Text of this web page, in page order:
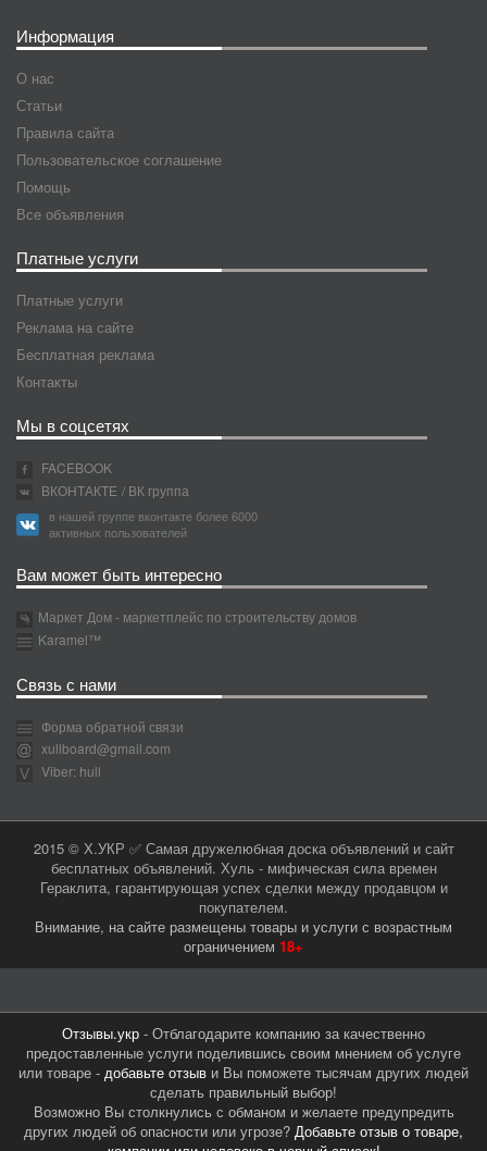
Информация
О нас
Статьи
Правила сайта
Пользовательское соглашение
Помощь
Все объявления
Платные услуги
Платные услуги
Реклама на сайте
Бесплатная реклама
Контакты
Мы в соцсетях
FACEBOOK
ВКОНТАКТЕ / ВК группа
в нашей группе вконтакте более 6000
активных пользователей
Вам может быть интересно
Маркет Дом - маркетплейс по строительству домов
Karamel™
Связь с нами
Форма обратной связи
xullboard@gmail.com
Viber: hull
2015 © Х.УКР ✅ Самая дружелюбная доска объявлений и сайт
бесплатных объявлений. Хуль - мифическая сила времен
Гераклита, гарантирующая успех сделки между продавцом и
покупателем.
Внимание, на сайте размещены товары и услуги с возрастным
ограничением 18+
Отзывы.укр - Отблагодарите компанию за качественно
предоставленные услуги поделившись своим мнением об услуге
или товаре - добавьте отзыв и Вы поможете тысячам других людей
сделать правильный выбор!
Возможно Вы столкнулись с обманом и желаете предупредить
других людей об опасности или угрозе? Добавьте отзыв о товаре,